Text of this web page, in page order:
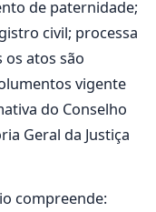
de paternidade;
civil; processa
os atos são
vigente
do Conselho
Geral da Justiça
compreende: